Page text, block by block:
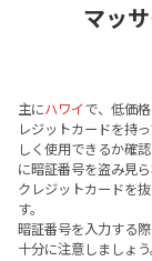
マッ
主にハワイで、低価
レジットカードを持
しく使用できるか確
に暗証番号を盗み見
クレジットカードを
す。
暗証番号を入力する
十分に注意しましょう